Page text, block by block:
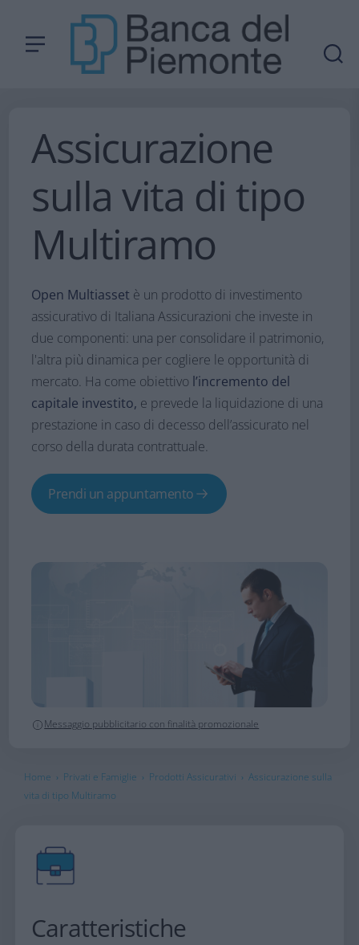
Assicurazione
sulla vita di tipo
Multiramo​
Open Multiasset è un prodotto di investimento
assicurativo di Italiana Assicurazioni che investe in
due componenti: una per consolidare il patrimonio,
l'altra più dinamica per cogliere le opportunità di
mercato. Ha come obiettivo l’incremento del
capitale investito, e prevede la liquidazione di una
prestazione in caso di decesso dell’assicurato nel
corso della durata contrattuale.
Prendi un appuntamento
Messaggio pubblicitario con finalità promozionale
Home › Privati e Famiglie › Prodotti Assicurativi › Assicurazione sulla
vita di tipo Multiramo
Caratteristiche​